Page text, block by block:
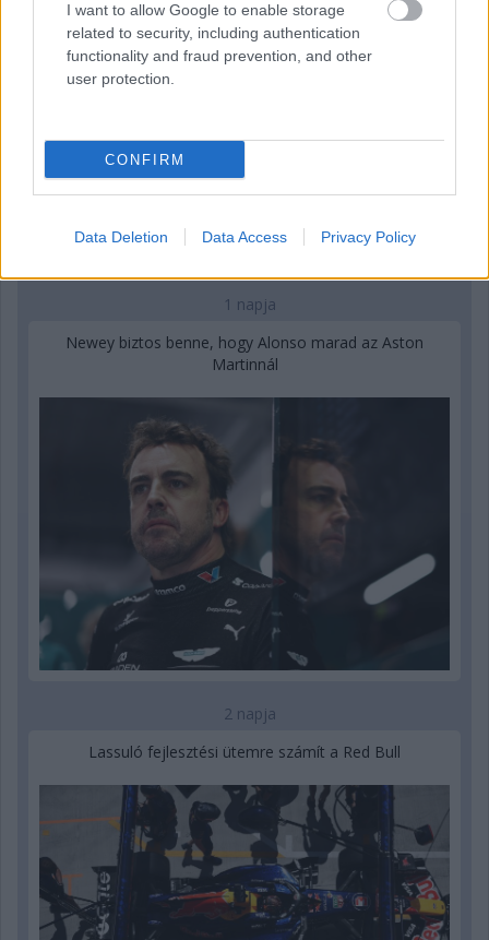
I want to allow Google to enable storage
related to security, including authentication
functionality and fraud prevention, and other
user protection.
CONFIRM
Data Deletion Data Access Privacy Policy
1 napja
Newey biztos benne, hogy Alonso marad az Aston
Martinnál
2 napja
Lassuló fejlesztési ütemre számít a Red Bull